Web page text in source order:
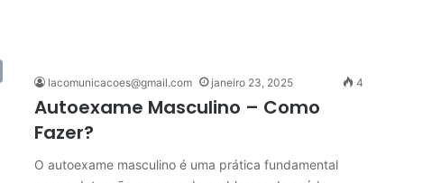
lacomunicacoes@gmail.com janeiro 23, 2025 4
Autoexame Masculino – Como
Fazer?
O autoexame masculino é uma prática fundamental